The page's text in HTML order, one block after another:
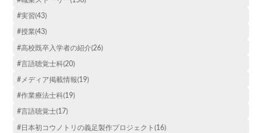
#実習(43)
#授業(43)
#高校既卒入学者の紹介(26)
#言語聴覚士科(20)
#メディア掲載情報(19)
#作業療法士科(19)
#言語聴覚士(17)
#日本初コウノトリの義足製作プロジェクト(16)